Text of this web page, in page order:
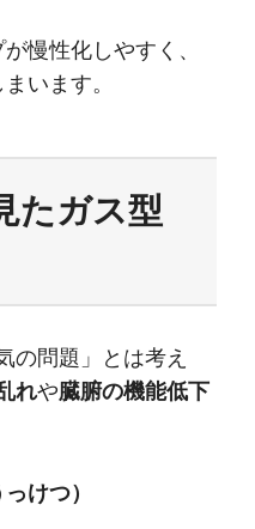
慢性化しやすく、
います。
たガス型
の問題」とは考え
れや臓腑の機能低下
けつ）